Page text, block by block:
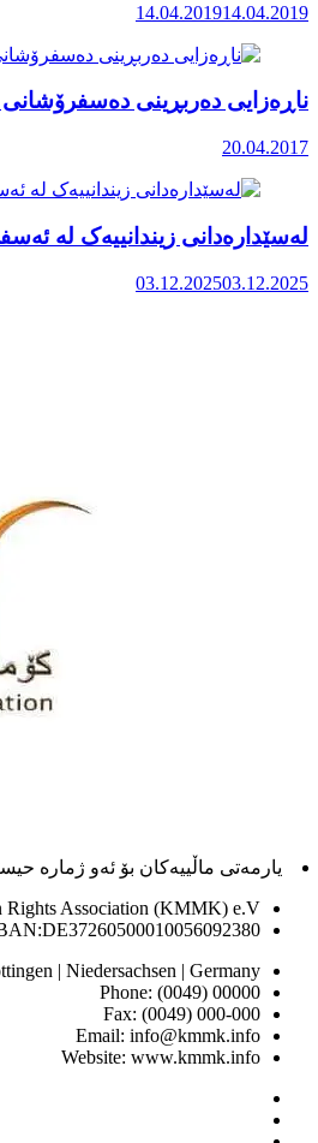
14.04.201914.04.2019
ناڕەزایی دەربڕینی
20.04.2017
لەسێدارەدانی زیندانییەک لە
03.12.202503.12.2025
یارمەتی ماڵییەکان بۆ ئەو ژماره
Rights Association (KMMK) e.V
| Niedersachsen | Germany
Phone: (0049) 00000
Fax: (0049) 000-000
Email: info@kmmk.info
Website: www.kmmk.info